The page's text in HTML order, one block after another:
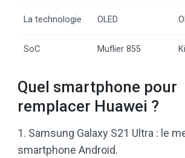
La technologie OLED
SoC Muflier 855
Quel smartphone pour
remplacer Huawei ?
1. Samsung Galaxy S21 Ultra : le
smartphone Android.